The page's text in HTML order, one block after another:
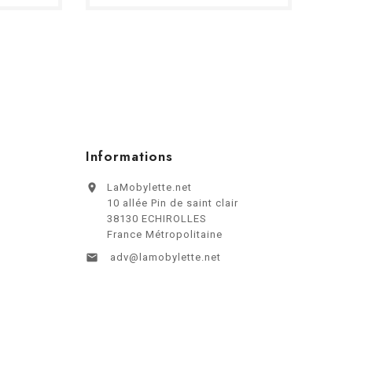
Informations

LaMobylette.net
10 allée Pin de saint clair
38130 ECHIROLLES
France Métropolitaine
 adv@lamobylette.net